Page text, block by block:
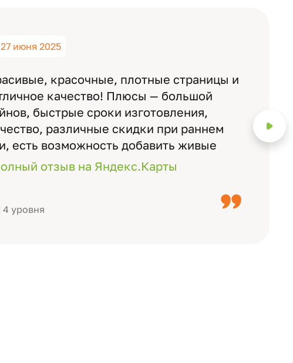
4 уровня
27 июня 2025
красочные, плотные страницы и
качество! Плюсы — большой
быстрые сроки изготовления,
различные скидки при раннем
есть возможность добавить живые
можно смотреть через телефон
с детьми, воспитателями).
отзыв на Яндекс.Карты